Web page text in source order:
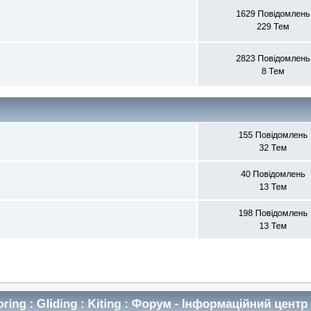
1629 Повідомлень
229 Тем
2823 Повідомлень
8 Тем
155 Повідомлень
32 Тем
40 Повідомлень
13 Тем
198 Повідомлень
13 Тем
: Gliding : Kiting : Форум - Інформаційний центр